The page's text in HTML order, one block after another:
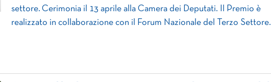
settore. Cerimonia il 13 aprile alla Camera dei Deputati. Il Premio è
realizzato in collaborazione con il Forum Nazionale del Terzo Settore.